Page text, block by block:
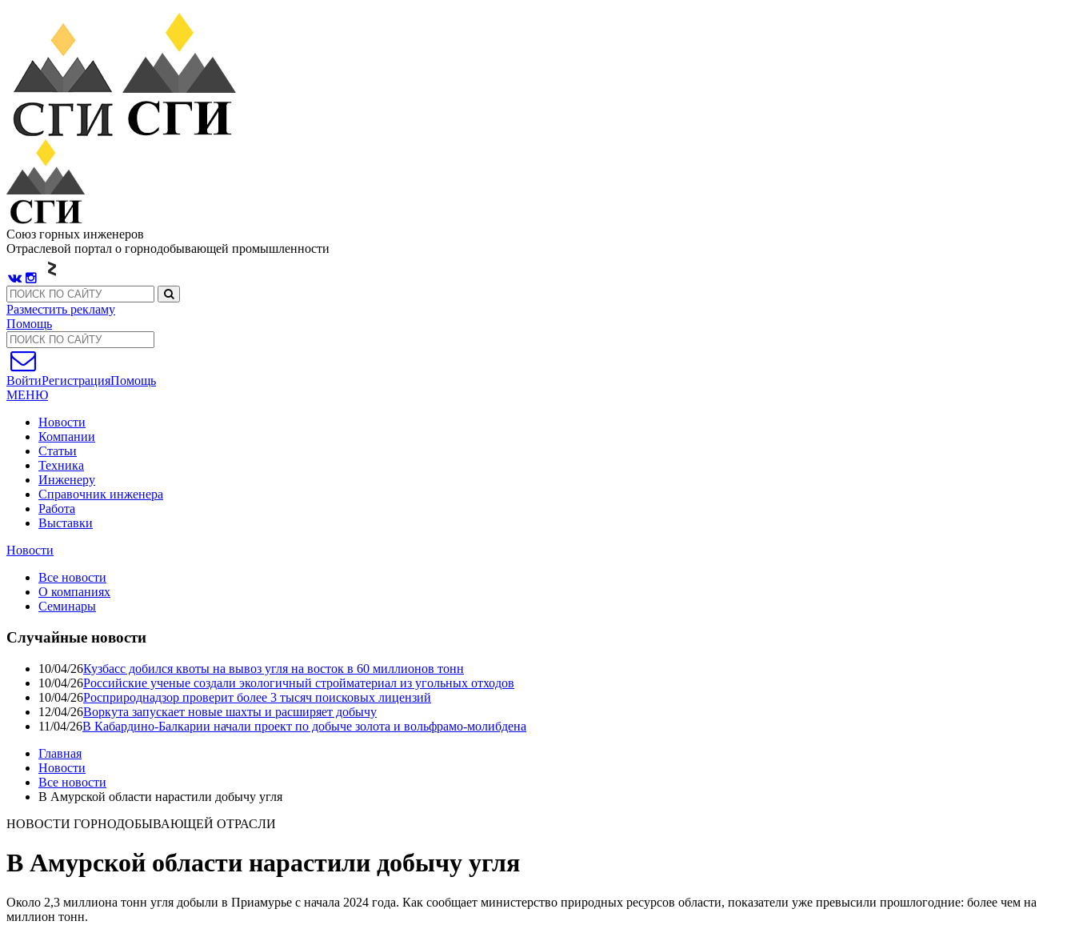
Союз горных инженеров
Отраслевой портал о горнодобывающей промышленности
Разместить рекламу
Помощь
ВойтиРегистрацияПомощь
МЕНЮ
Новости
Компании
Статьи
Техника
Инженеру
Справочник инженера
Работа
Выставки
Новости
Все новости
О компаниях
Семинары
Случайные новости
10/04/26Кузбасс добился квоты на вывоз угля на восток в 60 миллионов тонн
10/04/26Российские ученые создали экологичный стройматериал из угольных отходов
10/04/26Росприроднадзор проверит более 3 тысяч поисковых лицензий
12/04/26Воркута запускает новые шахты и расширяет добычу
11/04/26В Кабардино-Балкарии начали проект по добыче золота и вольфрамо-молибдена
Главная
Новости
Все новости
В Амурской области нарастили добычу угля
НОВОСТИ ГОРНОДОБЫВАЮЩЕЙ ОТРАСЛИ
В Амурской области нарастили добычу угля
Около 2,3 миллиона тонн угля добыли в Приамурье с начала 2024 года. Как сообщает министерство природных ресурсов области, показатели уже превысили прошлогодние: более чем на
миллион тонн.